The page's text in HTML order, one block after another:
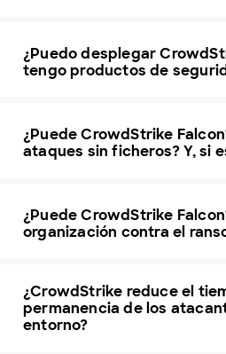
¿Puedo desplegar
tengo productos de
¿Puede CrowdStrike Falcon
ataques sin ficheros? Y, si
¿Puede CrowdStrike Falcon
organización contra el
¿CrowdStrike reduce el
permanencia de los
entorno?